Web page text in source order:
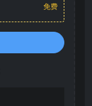
免费